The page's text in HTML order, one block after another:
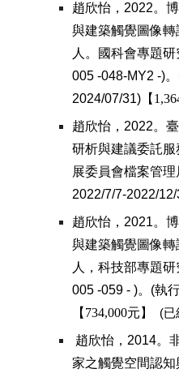
趙欣怡，2022。
與建築觸覺圖像
人 。國科會專題研
005 -048-MY2 -)。
2024/07/31) 【
趙欣怡，2022。
研析與建議委託
展委員會檔案管理
2022/7/7-2022/12
趙欣怡，2021。
與建築觸覺圖像轉
人
，科技部專題
005 -059 - )。 (執
【 734,000元】 (已
趙欣怡，2014。
家之觸覺空間認